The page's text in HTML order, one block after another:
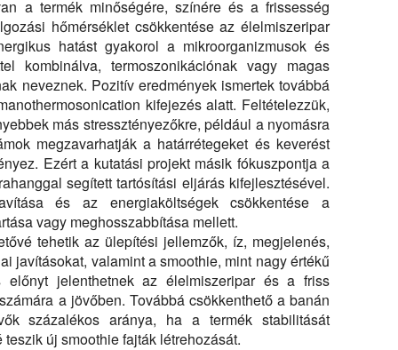
a termék minőségére, színére és a frissesség
hőmérséklet csökkentése az élelmiszeripar
hatást gyakorol a mikroorganizmusok és
kombinálva, termoszonikációnak vagy magas
neveznek. Pozitív eredmények ismertek továbbá
kifejezés alatt. Feltételezzük,
más stressztényezőkre, például a nyomásra
megzavarhatják a határrétegeket és keverést
Ezért a kutatási projekt másik fókuszpontja a
segített tartósítási eljárás kifejlesztésével.
és az energiaköltségek csökkentése a
vagy meghosszabbítása mellett.
tehetik az ülepítési jellemzők, íz, megjelenés,
javításokat, valamint a smoothie, mint nagy értékű
előnyt jelenthetnek az élelmiszeripar és a friss
a jövőben. Továbbá csökkenthető a banán
százalékos aránya, ha a termék stabilitását
új smoothie fajták létrehozását.